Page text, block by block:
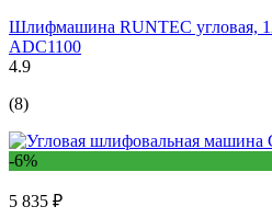
Шлифмашина RUNTEC угловая,
ADC1100
4.9
(8)
-6%
5 835 ₽